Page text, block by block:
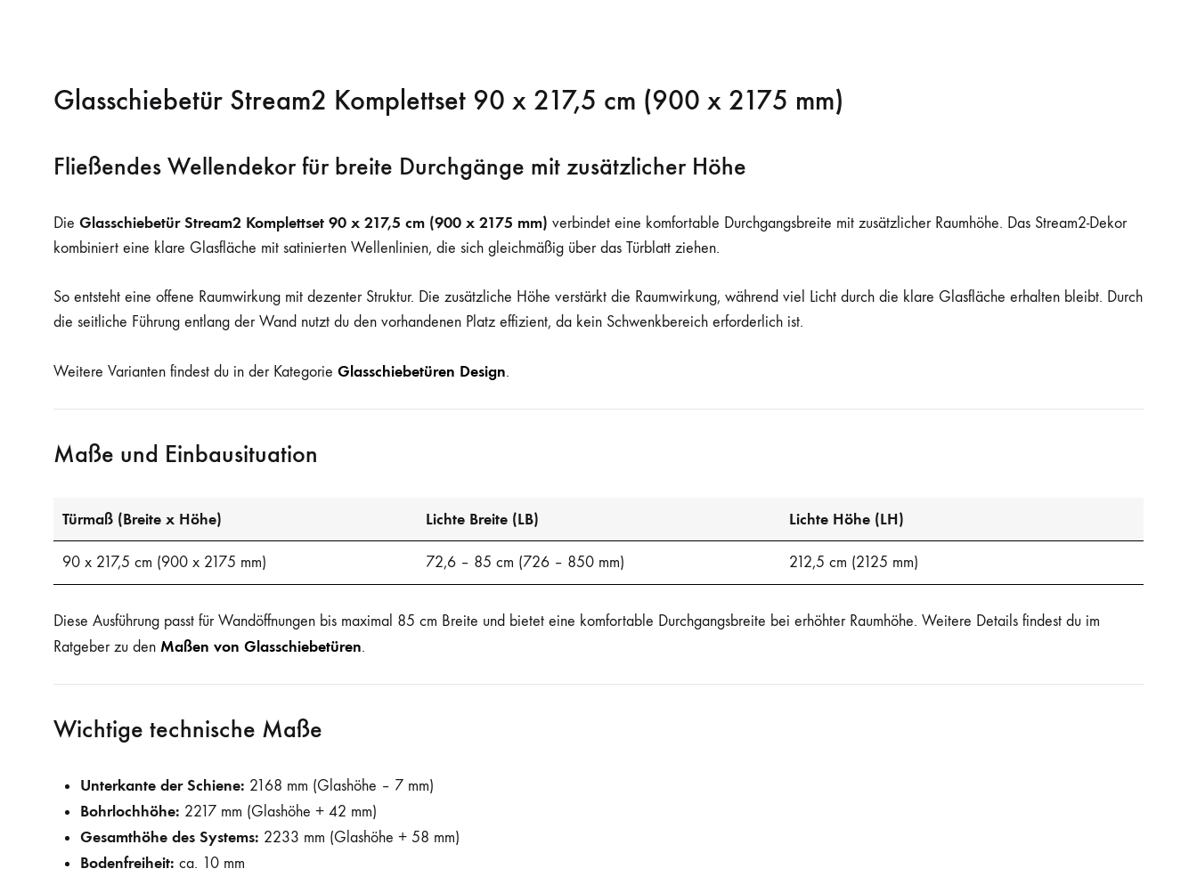
Glasschiebetür Stream2 Komplettset 90 x 217,5 cm (900 x 2175 mm)
Fließendes Wellendekor für breite Durchgänge mit zusätzlicher Höhe
Die Glasschiebetür Stream2 Komplettset 90 x 217,5 cm (900 x 2175 mm) verbindet eine komfortable Durchgangsbreite mit zusätzlicher Raumhöhe. Das Stream2-Dekor
kombiniert eine klare Glasfläche mit satinierten Wellenlinien, die sich gleichmäßig über das Türblatt ziehen.
So entsteht eine offene Raumwirkung mit dezenter Struktur. Die zusätzliche Höhe verstärkt die Raumwirkung, während viel Licht durch die klare Glasfläche erhalten bleibt. Durch
die seitliche Führung entlang der Wand nutzt du den vorhandenen Platz effizient, da kein Schwenkbereich erforderlich ist.
Weitere Varianten findest du in der Kategorie Glasschiebetüren Design.
Maße und Einbausituation
Türmaß (Breite x Höhe) Lichte Breite (LB) Lichte Höhe (LH)
90 x 217,5 cm (900 x 2175 mm) 72,6 – 85 cm (726 – 850 mm) 212,5 cm (2125 mm)
Diese Ausführung passt für Wandöffnungen bis maximal 85 cm Breite und bietet eine komfortable Durchgangsbreite bei erhöhter Raumhöhe. Weitere Details findest du im
Ratgeber zu den Maßen von Glasschiebetüren.
Wichtige technische Maße
Unterkante der Schiene: 2168 mm (Glashöhe – 7 mm)
Bohrlochhöhe: 2217 mm (Glashöhe + 42 mm)
Gesamthöhe des Systems: 2233 mm (Glashöhe + 58 mm)
Bodenfreiheit: ca. 10 mm